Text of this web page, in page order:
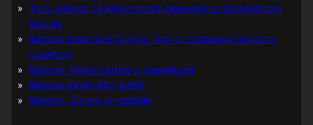
Tuzy Jokera: 13 klasycznych opowieści o zbrodniczym
klaunie
Batman Detective Comics, Tom 1: Gothamski Nokturn:
Uwertura
Batman: Wojna żartów z zagadkami
Batman #445-447, #480
Batman: Śmierć w rodzinie